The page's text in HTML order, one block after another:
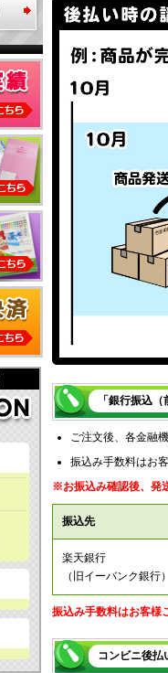
「銀行振込
ご注文後、各金融
振込み手数料はお
※お振込み確認後、発
振込先
楽天銀行
（旧イーバンク銀行）
振込み手数料はお客様
コンビニ後払